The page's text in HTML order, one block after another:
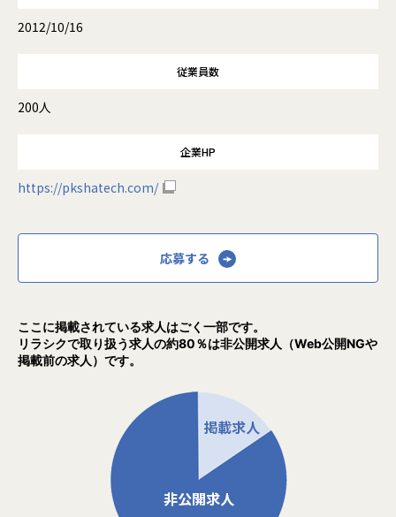
2012/10/16
従業員数
200人
企業HP
https://pkshatech.com/
応募する
ここに掲載されている求人はごく一部です。
リラシクで取り扱う求人の約80％は非公開求人（Web公開NGや
掲載前の求人）です。